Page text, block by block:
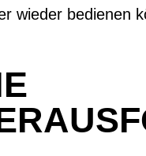
wieder bedienen